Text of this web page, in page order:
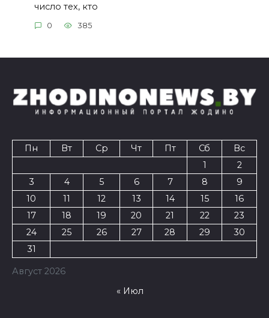
число тех, кто
0 385
Август 2026
Пн Вт Ср Чт Пт Сб
Вс
1
2
3
4 5 6 7 8
9
10
11 12 13 14 15
16
17
18 19 20 21 22
23
24
25 26 27 28 29
30
31
« Июл